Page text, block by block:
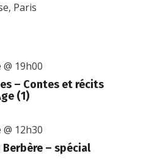
Paris
– Contes et récits
(1)
19h00
Berbère – spécial
12h30